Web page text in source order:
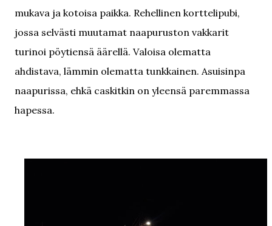
mukava ja kotoisa paikka. Rehellinen korttelipubi,
jossa selvästi muutamat naapuruston vakkarit
turinoi pöytiensä äärellä. Valoisa olematta
ahdistava, lämmin olematta tunkkainen. Asuisinpa
naapurissa, ehkä caskitkin on yleensä paremmassa
hapessa.